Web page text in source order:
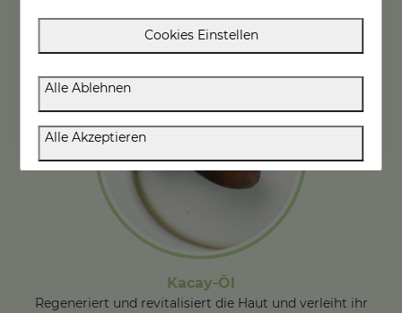
Kacay-Öl
Regeneriert und revitalisiert die Haut und verleiht ihr
Cookies Einstellen
Alle Ablehnen
Alle Akzeptieren